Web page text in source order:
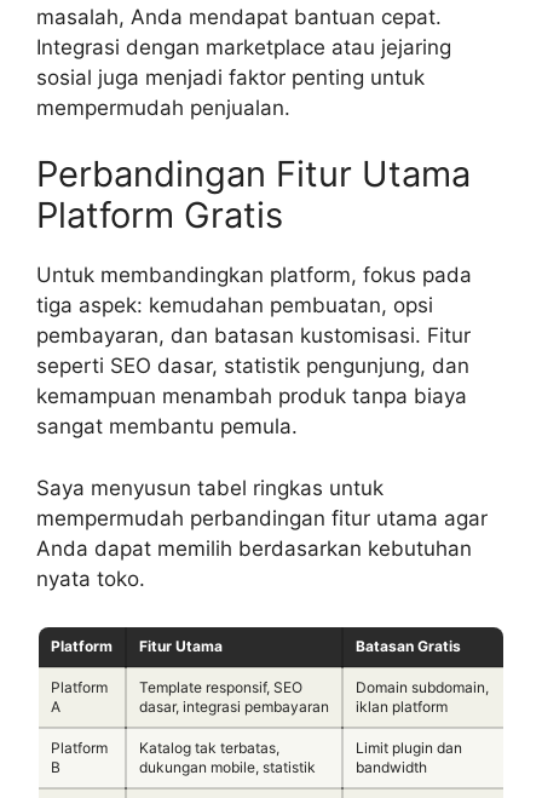
masalah, Anda mendapat bantuan cepat.
Integrasi dengan marketplace atau jejaring
sosial juga menjadi faktor penting untuk
mempermudah penjualan.
Perbandingan Fitur Utama
Platform Gratis
Untuk membandingkan platform, fokus pada
tiga aspek: kemudahan pembuatan, opsi
pembayaran, dan batasan kustomisasi. Fitur
seperti SEO dasar, statistik pengunjung, dan
kemampuan menambah produk tanpa biaya
sangat membantu pemula.
Saya menyusun tabel ringkas untuk
mempermudah perbandingan fitur utama agar
Anda dapat memilih berdasarkan kebutuhan
nyata toko.
Platform Fitur Utama Batasan Gratis
Platform
A
Template responsif, SEO
dasar, integrasi pembayaran
Domain subdomain,
iklan platform
Platform
B
Katalog tak terbatas,
dukungan mobile, statistik
Limit plugin dan
bandwidth